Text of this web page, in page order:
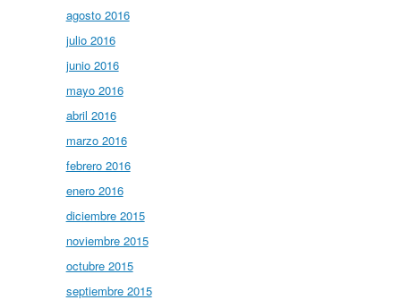
agosto 2016
julio 2016
junio 2016
mayo 2016
abril 2016
marzo 2016
febrero 2016
enero 2016
diciembre 2015
noviembre 2015
octubre 2015
septiembre 2015